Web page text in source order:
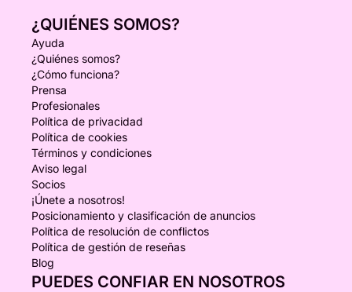
¿QUIÉNES SOMOS?
Ayuda
¿Quiénes somos?
¿Cómo funciona?
Prensa
Profesionales
Política de privacidad
Política de cookies
Términos y condiciones
Aviso legal
Socios
¡Únete a nosotros!
Posicionamiento y clasificación de anuncios
Política de resolución de conflictos
Política de gestión de reseñas
Blog
PUEDES CONFIAR EN NOSOTROS